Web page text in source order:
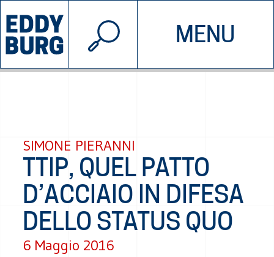
MENU
INIZIATIVE CHI SIAMO
© 2026 EDDYBURG
SIMONE PIERANNI
TTIP, QUEL PATTO
D’ACCIAIO IN DIFESA
DELLO STATUS QUO
6 Maggio 2016